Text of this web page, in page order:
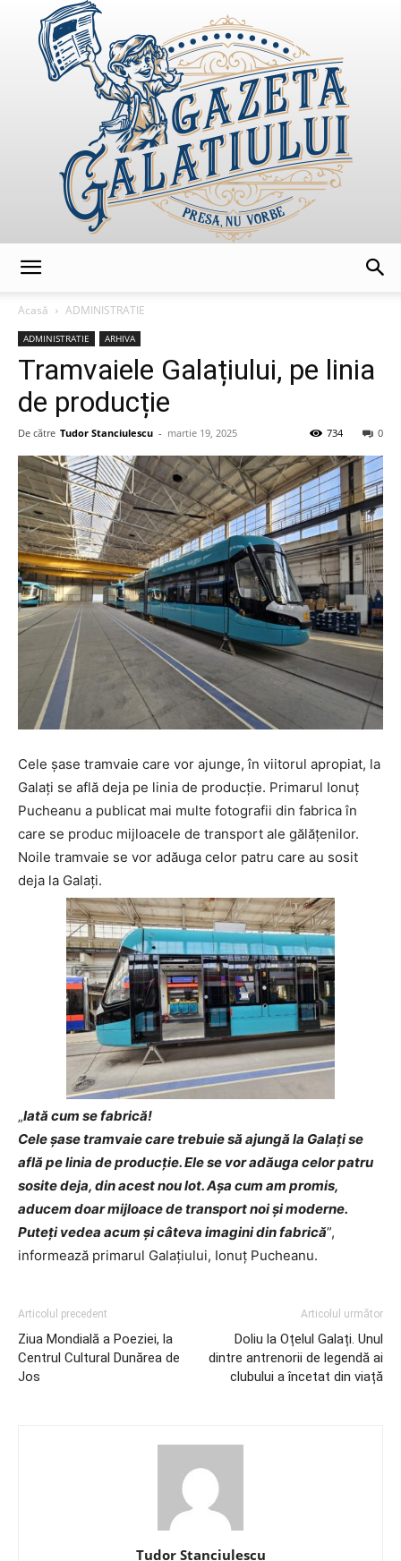
Acasă
ADMINISTRATIE
ADMINISTRATIE ARHIVA
Tramvaiele Galațiului, pe linia
de producție
De către Tudor Stanciulescu - martie 19, 2025 0
734
Cele șase tramvaie care vor ajunge, în viitorul apropiat, la
Galați se află deja pe linia de producție. Primarul Ionuț
Pucheanu a publicat mai multe fotografii din fabrica în
care se produc mijloacele de transport ale gălățenilor.
Noile tramvaie se vor adăuga celor patru care au sosit
deja la Galați.
„Iată cum se fabrică!
Cele șase tramvaie care trebuie să ajungă la Galațise
află pe linia de producție. Ele se vor adăuga celor patru
sosite deja, din acest nou lot. Așa cum am promis,
aducem doar mijloace de transport noi și moderne.
Puteți vedea acum și câteva imagini din fabrică”,
informează primarul Galațiului, Ionuț Pucheanu.
Articolul precedent
Ziua Mondială a Poeziei, la
Centrul Cultural Dunărea de
Jos
Articolul următor
Doliu la Oțelul Galați. Unul
dintre antrenorii de legendă ai
clubului a încetat din viață
Tudor Stanciulescu